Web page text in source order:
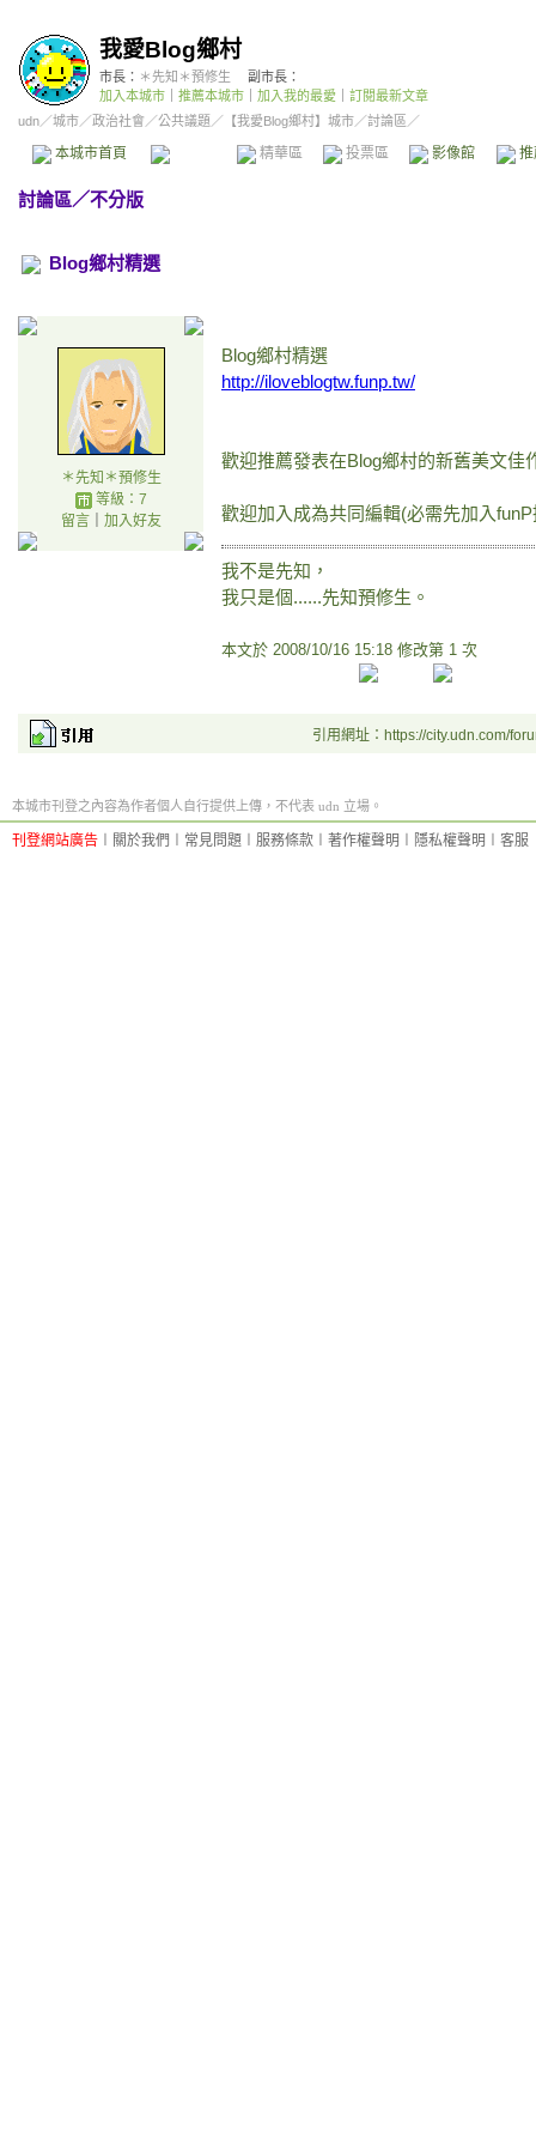
我愛Blog鄉村
市長： ＊先知＊預修生
副市長：
加入本城市
推薦本城市 加入我的最愛
訂閱最新文章
udn／城市／政治社會 ／公共議題 ／ 【我愛Blog鄉村】城市／討論區／
本城市首頁 精華區 投票區 影像館
討論區／不分版
Blog鄉村精選
＊先知＊預修生
等級：7
留言｜ 加入好友
Blog鄉村精選
http://iloveblogtw.funp.tw/
歡迎推薦發表在Blog鄉村的新舊美文佳
歡迎加入成為共同編輯(必需先加入
我不是先知，
我只是個......先知預修生。
本文於 2008/10/16 15:18 修改第 1 次
引用網址：https://city.udn.com/
本城市刊登之內容為作者個人自行提供上傳，不代表 udn 立場。
刊登網站廣告 關於我們 常見問題 服務條款 著作權聲明 隱私權聲明 客服